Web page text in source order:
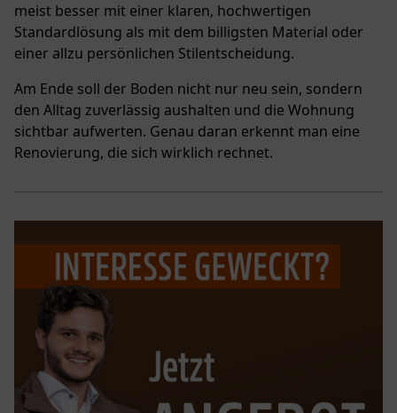
meist besser mit einer klaren, hochwertigen
Standardlösung als mit dem billigsten Material oder
einer allzu persönlichen Stilentscheidung.
Am Ende soll der Boden nicht nur neu sein, sondern
den Alltag zuverlässig aushalten und die Wohnung
sichtbar aufwerten. Genau daran erkennt man eine
Renovierung, die sich wirklich rechnet.